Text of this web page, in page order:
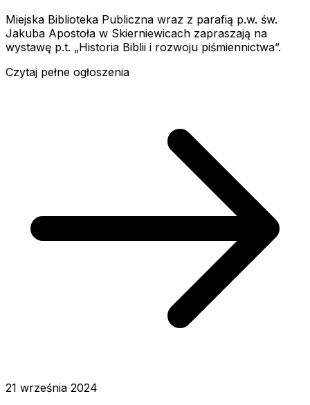
Miejska Biblioteka Publiczna wraz z parafią p.w. św.
Jakuba Apostoła w Skierniewicach zapraszają na
wystawę p.t. „Historia Biblii i rozwoju piśmiennictwa”.
Czytaj pełne ogłoszenia
21 września 2024